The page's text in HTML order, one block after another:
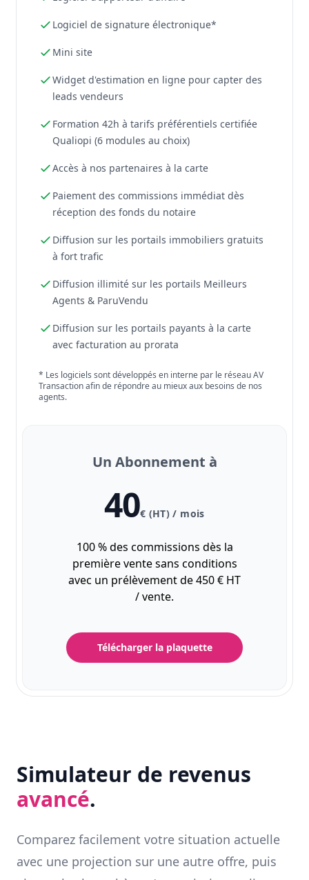
Logiciel de signature électronique*
Mini site
Widget d'estimation en ligne pour capter des
leads vendeurs
Formation 42h à tarifs préférentiels certifiée
Qualiopi (6 modules au choix)
Accès à nos partenaires à la carte
Paiement des commissions immédiat dès
réception des fonds du notaire
Diffusion sur les portails immobiliers gratuits
à fort trafic
Diffusion illimité sur les portails Meilleurs
Agents & ParuVendu
Diffusion sur les portails payants à la carte
avec facturation au prorata
* Les logiciels sont développés en interne par le réseau AV
Transaction afin de répondre au mieux aux besoins de nos
agents.
Un Abonnement à
40€ (HT) / mois
100 % des commissions dès la
première vente sans conditions
avec un prélèvement de 450 € HT
/ vente.
Télécharger la plaquette
Simulateur de revenus
avancé.
Comparez facilement votre situation actuelle
avec une projection sur une autre offre, puis